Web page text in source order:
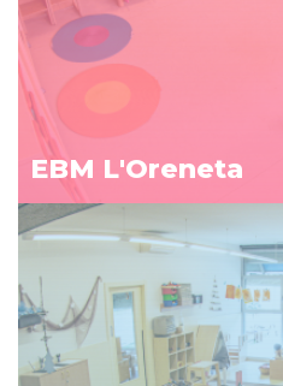
EBM L'Oreneta